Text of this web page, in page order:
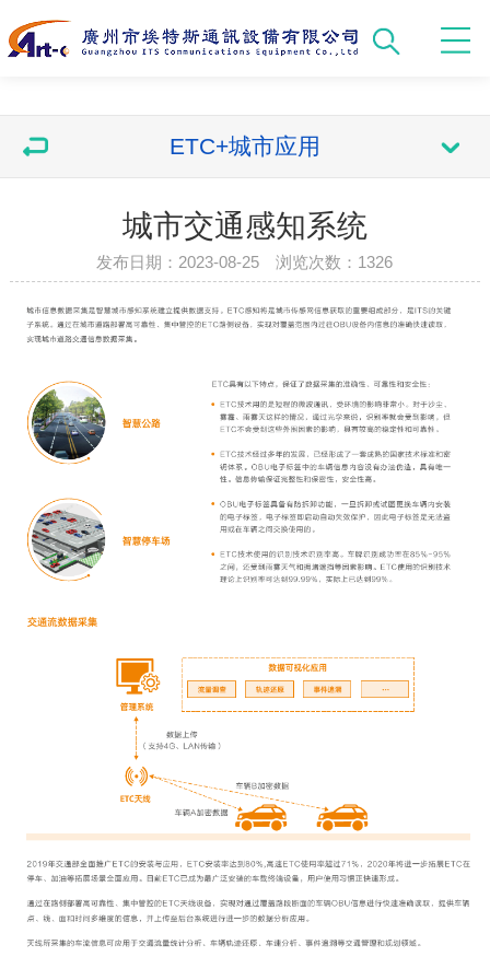
ETC+城市应用
城市交通感知系统
发布日期：2023-08-25 浏览次数： 1326